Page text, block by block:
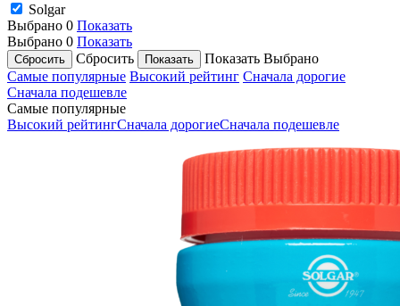
Solgar
Выбрано 0 Показать
Выбрано 0 Показать
Сбросить
Показать Выбрано
Самые популярные Высокий рейтинг Сначала дорогие
Сначала подешевле
Самые популярные
Высокий рейтингСначала дорогиеСначала подешевле